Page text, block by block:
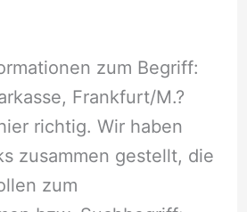
zum Begriff:
Frankfurt/M.?
richtig. Wir haben
zusammen gestellt, die
zum